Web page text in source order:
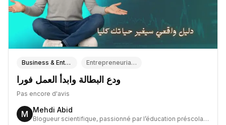
Business & Entrepreneuriat Entrepreneuriat & Startups
ودع البطالة وابدأ العمل فورا
Pas encore d'avis
M Mehdi Abid
Blogueur scientifique, passionné par l’éducation préscolaire et le développement de micro-projets partant de zéro.